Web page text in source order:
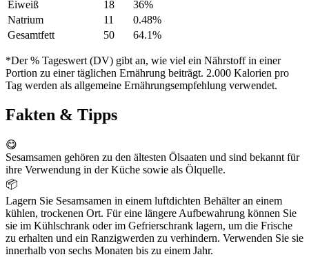
Eiweiß
18
36%
Natrium
11
0.48%
Gesamtfett
50 64.1%
*Der % Tageswert (DV) gibt an, wie viel ein Nährstoff in einer
Portion zu einer täglichen Ernährung beiträgt. 2.000 Kalorien pro
Tag werden als allgemeine Ernährungsempfehlung verwendet.
Fakten & Tipps
😋
Sesamsamen gehören zu den ältesten Ölsaaten und sind bekannt für
ihre Verwendung in der Küche sowie als Ölquelle.
📦
Lagern Sie Sesamsamen in einem luftdichten Behälter an einem
kühlen, trockenen Ort. Für eine längere Aufbewahrung können Sie
sie im Kühlschrank oder im Gefrierschrank lagern, um die Frische
zu erhalten und ein Ranzigwerden zu verhindern. Verwenden Sie sie
innerhalb von sechs Monaten bis zu einem Jahr.